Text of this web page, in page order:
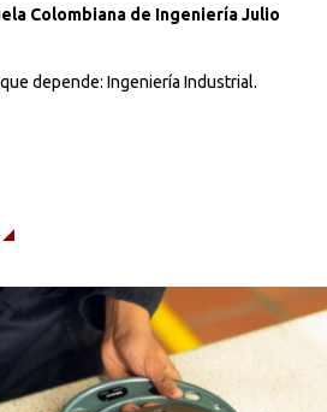
Colombiana de Ingeniería Julio
depende: Ingeniería Industrial.